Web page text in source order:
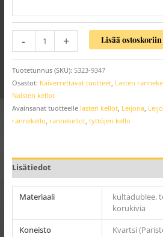
- + Lisää ostoskoriin
Tuotetunnus (SKU): 5323-9347
Osastot: Kaiverrettavat tuotteet, Lasten
Naisten kellot
Avainsanat tuotteelle lasten kellot, Leijona,
rannekello rannekellot, tyttöjen kello
Lisätiedot
Materiaali
kultadublee,
korukiviä
Koneisto
Kvartsi